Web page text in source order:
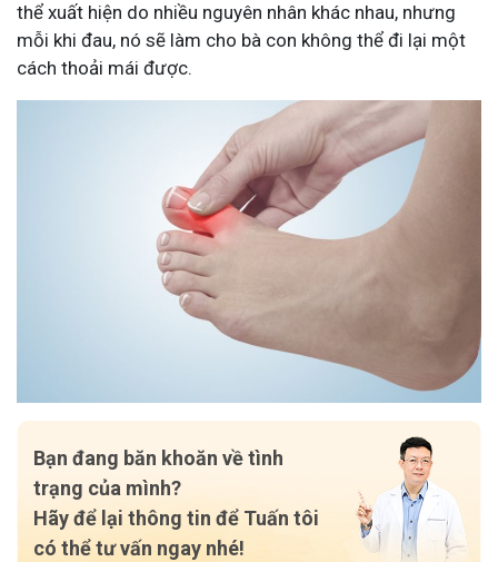
thể xuất hiện do nhiều nguyên nhân khác nhau, nhưng
mỗi khi đau, nó sẽ làm cho bà con không thể đi lại một
cách thoải mái được.
Bạn đang băn khoăn về tình
trạng của mình?
Hãy để lại thông tin để Tuấn tôi
có thể tư vấn ngay nhé!